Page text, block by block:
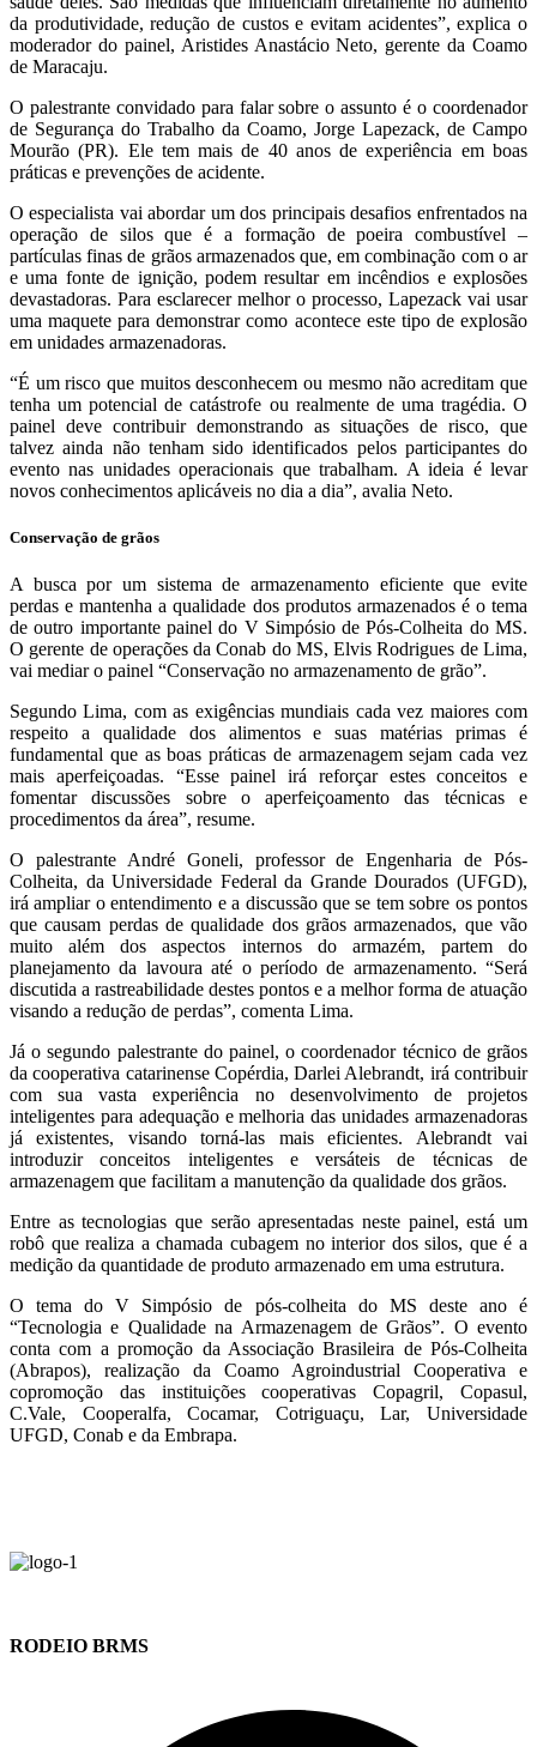
da produtividade, redução de custos e evitam acidentes”, explica o
moderador do painel, Aristides Anastácio Neto, gerente da Coamo
de Maracaju.
O palestrante convidado para falar sobre o assunto é o coordenador
de Segurança do Trabalho da Coamo, Jorge Lapezack, de Campo
Mourão (PR). Ele tem mais de 40 anos de experiência em boas
práticas e prevenções de acidente.
O especialista vai abordar um dos principais desafios enfrentados na
operação de silos que é a formação de poeira combustível –
partículas finas de grãos armazenados que, em combinação com o ar
e uma fonte de ignição, podem resultar em incêndios e explosões
devastadoras. Para esclarecer melhor o processo, Lapezack vai usar
uma maquete para demonstrar como acontece este tipo de explosão
em unidades armazenadoras.
“É um risco que muitos desconhecem ou mesmo não acreditam que
tenha um potencial de catástrofe ou realmente de uma tragédia. O
painel deve contribuir demonstrando as situações de risco, que
talvez ainda não tenham sido identificados pelos participantes do
evento nas unidades operacionais que trabalham. A ideia é levar
novos conhecimentos aplicáveis no dia a dia”, avalia Neto.
Conservação de grãos
A busca por um sistema de armazenamento eficiente que evite
perdas e mantenha a qualidade dos produtos armazenados é o tema
de outro importante painel do V Simpósio de Pós-Colheita do MS.
O gerente de operações da Conab do MS, Elvis Rodrigues de Lima,
vai mediar o painel “Conservação no armazenamento de grão”.
Segundo Lima, com as exigências mundiais cada vez maiores com
respeito a qualidade dos alimentos e suas matérias primas é
fundamental que as boas práticas de armazenagem sejam cada vez
mais aperfeiçoadas. “Esse painel irá reforçar estes conceitos e
fomentar discussões sobre o aperfeiçoamento das técnicas e
procedimentos da área”, resume.
O palestrante André Goneli, professor de Engenharia de Pós-
Colheita, da Universidade Federal da Grande Dourados (UFGD),
irá ampliar o entendimento e a discussão que se tem sobre os pontos
que causam perdas de qualidade dos grãos armazenados, que vão
muito além dos aspectos internos do armazém, partem do
planejamento da lavoura até o período de armazenamento. “Será
discutida a rastreabilidade destes pontos e a melhor forma de atuação
visando a redução de perdas”, comenta Lima.
Já o segundo palestrante do painel, o coordenador técnico de grãos
da cooperativa catarinense Copérdia, Darlei Alebrandt, irá contribuir
com sua vasta experiência no desenvolvimento de projetos
inteligentes para adequação e melhoria das unidades armazenadoras
já existentes, visando torná-las mais eficientes. Alebrandt vai
introduzir conceitos inteligentes e versáteis de técnicas de
armazenagem que facilitam a manutenção da qualidade dos grãos.
Entre as tecnologias que serão apresentadas neste painel, está um
robô que realiza a chamada cubagem no interior dos silos, que é a
medição da quantidade de produto armazenado em uma estrutura.
O tema do V Simpósio de pós-colheita do MS deste ano é
“Tecnologia e Qualidade na Armazenagem de Grãos”. O evento
conta com a promoção da Associação Brasileira de Pós-Colheita
(Abrapos), realização da Coamo Agroindustrial Cooperativa e
copromoção das instituições cooperativas Copagril, Copasul,
C.Vale, Cooperalfa, Cocamar, Cotriguaçu, Lar, Universidade
UFGD, Conab e da Embrapa.
RODEIO BRMS